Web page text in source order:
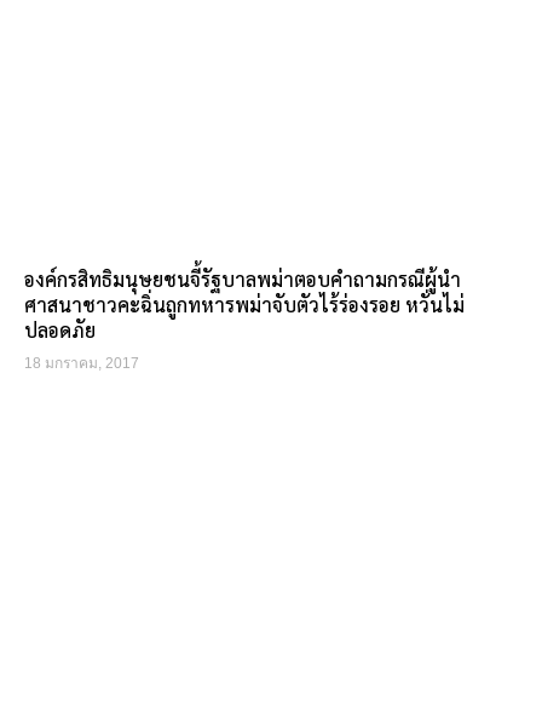
องค์กรสิทธิมนุษยชนจี้รัฐบาลพม่าตอบคำถามกรณีผู้นำ
ศาสนาชาวคะฉิ่นถูกทหารพม่าจับตัวไร้ร่องรอย หวั่นไม่
ปลอดภัย
18 มกราคม, 2017